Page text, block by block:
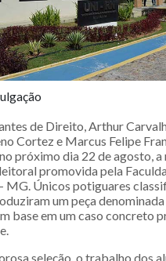
de Direito, Arthur
Cortez e Marcus Felipe
próximo dia 22 de agosto, a
promovida pela
MG. Únicos potiguares
um peça denominada
base em um caso concreto
seleção, o trabalho dos